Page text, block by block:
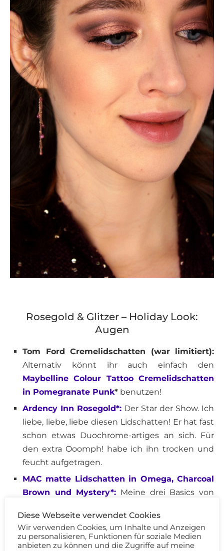
Rosegold & Glitzer – Holiday Look:
Augen
Tom Ford Cremelidschatten (war limitiert):
Alternativ könnt ihr auch einfach den
Maybelline Colour Tattoo Cremelidschatten
in Pomegranate Punk* benutzen!
Ardency Inn Rosegold*: Der Star der Show. Ich
liebe, liebe, liebe diesen Lidschatten! Er hat fast
schon etwas Duochrome-artiges an sich. Für
den extra Ooomph! habe ich ihn trocken und
feucht aufgetragen.
MAC matte Lidschatten in Omega, Charcoal
Brown und Mystery*: Meine drei Basics von
MAC Glitter in Reflects Gold: Tipp für
Schlupflider – betont einfach euren
Diese Webseite verwendet Cookies
Wir verwenden Cookies, um Inhalte und Anzeigen
zu personalisieren, Funktionen für soziale Medien
anbieten zu können und die Zugriffe auf meine